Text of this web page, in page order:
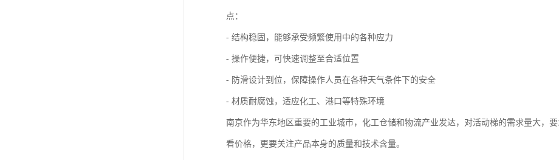
点：
- 结构稳固，能够承受频繁使用中的各种应力
- 操作便捷，可快速调整至合适位置
- 防滑设计到位，保障操作人员在各种天气条件下的安全
- 材质耐腐蚀，适应化工、港口等特殊环境
南京作为华东地区重要的工业城市，化工仓储和物流产业发达，对活动梯的需求量大，
看价格，更要关注产品本身的质量和技术含量。